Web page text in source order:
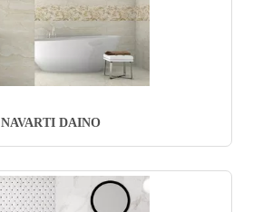
NAVARTI DAINO